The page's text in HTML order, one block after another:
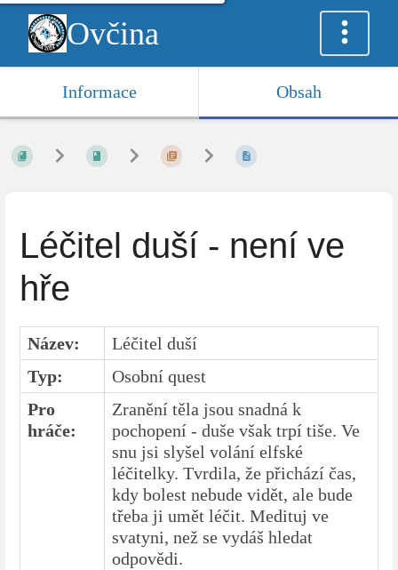
Ovčina
Informace Obsah
Léčitel duší - není ve
hře
Název:
Léčitel duší
Typ:
Osobní quest
Pro
hráče:
Zranění těla jsou snadná k
pochopení - duše však trpí tiše. Ve
snu jsi slyšel volání elfské
léčitelky. Tvrdila, že přichází čas,
kdy bolest nebude vidět, ale bude
třeba ji umět léčit. Medituj ve
svatyni, než se vydáš hledat
odpovědi.